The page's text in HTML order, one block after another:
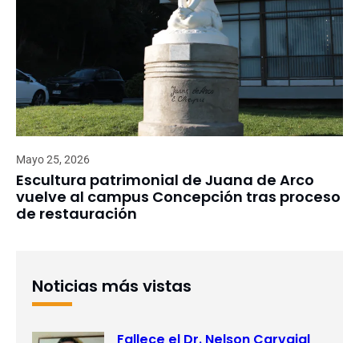
Mayo 25, 2026
Escultura patrimonial de Juana de Arco
vuelve al campus Concepción tras proceso
de restauración
Noticias más vistas